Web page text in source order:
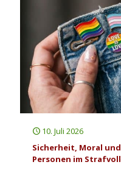
10. Juli 2026
Sicherheit, Moral
Personen im